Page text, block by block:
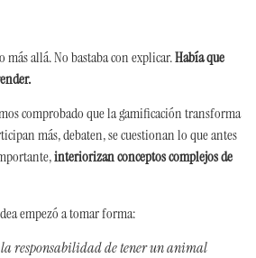
más allá. No bastaba con explicar.Había que
comprobado que la gamificación transforma
más, debaten, se cuestionan lo que antes
interiorizan conceptos complejos de
empezó a tomar forma:
responsabilidad de tener un animal